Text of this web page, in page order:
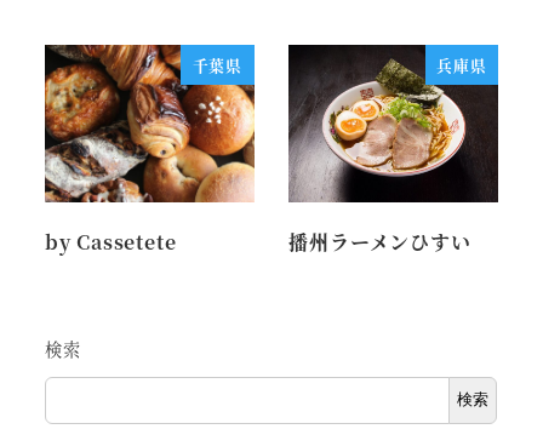
千葉県
by Cassetete
兵庫県
播州ラーメンひすい
検索
検索